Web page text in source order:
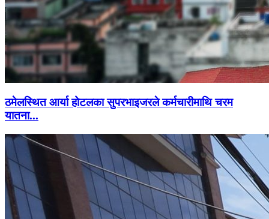
ठमेलस्थित आर्या होटलका सुपरभाइजरले कर्मचारीमाथि चरम
यातना...